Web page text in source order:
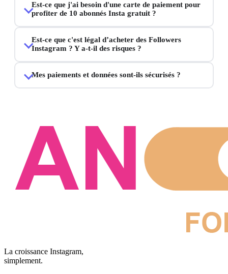
Est-ce que j'ai besoin d'une carte de paiement pour
profiter de 10 abonnés Insta gratuit ?
Est-ce que c'est légal d’acheter des Followers
Instagram ? Y a-t-il des risques ?
Mes paiements et données sont-ils sécurisés ?
La croissance Instagram,
simplement.